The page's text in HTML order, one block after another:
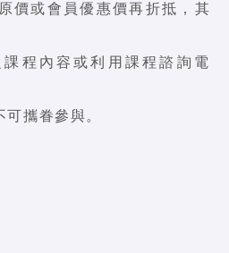
價或會員優惠價再折抵，其
程內容或利用課程諮詢電
攜眷參與。